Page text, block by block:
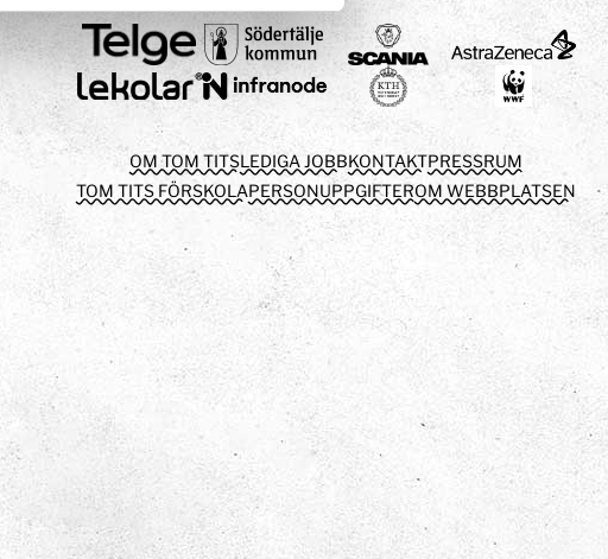
Experiment
OM TOM TITSLEDIGA JOBBKONTAKTPRESSRUM
TOM TITS FÖRSKOLAPERSONUPPGIFTEROM WEBBPLATSEN